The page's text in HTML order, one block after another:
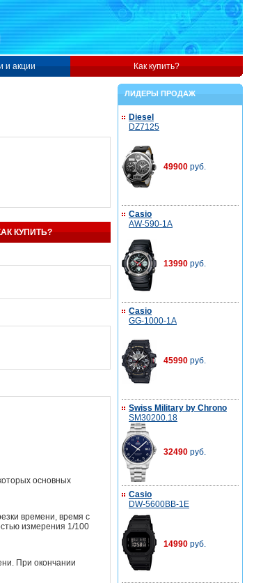
и акции Как купить?
ЛИДЕРЫ ПРОДАЖ
Diesel
DZ7125
49900 руб.
Casio
AW-590-1A
13990 руб.
Casio
GG-1000-1A
45990 руб.
Swiss Military by Chrono
SM30200.18
32490 руб.
Casio
DW-5600BB-1E
14990 руб.
КУПИТЬ?
основных
времени, время с
измерения 1/100
При окончании